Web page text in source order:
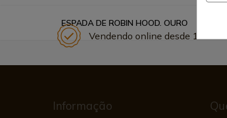
ESPADA DE ROBIN HOOD. OURO
Vendendo online desde 1998
Informação